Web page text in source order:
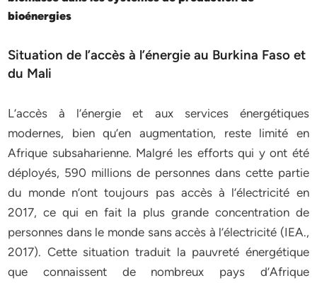
bioénergies
Situation de l’accès à l’énergie au Burkina Faso et
du Mali
L’accès à l’énergie et aux services énergétiques
modernes, bien qu’en augmentation, reste limité en
Afrique subsaharienne. Malgré les efforts qui y ont été
déployés, 590 millions de personnes dans cette partie
du monde n’ont toujours pas accès à l’électricité en
2017, ce qui en fait la plus grande concentration de
personnes dans le monde sans accès à l’électricité (IEA.,
2017). Cette situation traduit la pauvreté énergétique
que connaissent de nombreux pays d’Afrique